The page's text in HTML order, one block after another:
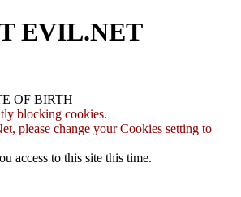
EVIL.NET
OF BIRTH
blocking cookies.
please change your Cookies setting to
access to this site this time.